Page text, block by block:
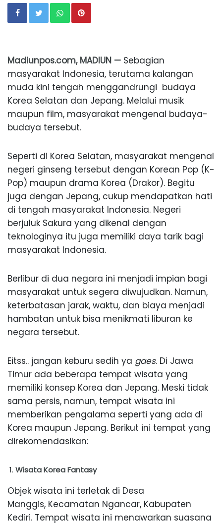
Madiunpos.com, MADIUN — Sebagian
masyarakat Indonesia, terutama kalangan
muda kini tengah menggandrungi budaya
Korea Selatan dan Jepang. Melalui musik
maupun film, masyarakat mengenal budaya-
budaya tersebut.
Seperti di Korea Selatan, masyarakat mengenal
negeri ginseng tersebut dengan Korean Pop (K-
Pop) maupun drama Korea (Drakor). Begitu
juga dengan Jepang, cukup mendapatkan hati
di tengah masyarakat Indonesia. Negeri
berjuluk Sakura yang dikenal dengan
teknologinya itu juga memiliki daya tarik bagi
masyarakat Indonesia.
Berlibur di dua negara ini menjadi impian bagi
masyarakat untuk segera diwujudkan. Namun,
keterbatasan jarak, waktu, dan biaya menjadi
hambatan untuk bisa menikmati liburan ke
negara tersebut.
Eitss.. jangan keburu sedih ya gaes. Di Jawa
Timur ada beberapa tempat wisata yang
memiliki konsep Korea dan Jepang. Meski tidak
sama persis, namun, tempat wisata ini
memberikan pengalama seperti yang ada di
Korea maupun Jepang. Berikut ini tempat yang
direkomendasikan:
Wisata Korea Fantasy
Objek wisata ini terletak di Desa
Manggis, Kecamatan Ngancar, Kabupaten
Kediri. Tempat wisata ini menawarkan suasana